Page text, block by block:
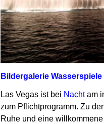
Bildergalerie Wasserspiele
Las Vegas ist bei Nachtam
zum Pflichtprogramm.Zu
Ruhe und eine